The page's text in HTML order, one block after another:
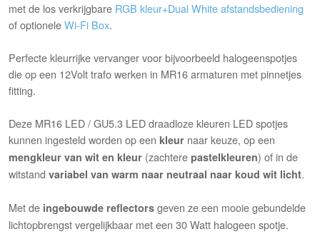
met de los verkrijgbare RGB kleur+Dual White afstandsbediening
of optioneleWi-Fi Box.
Perfecte kleurrijke vervanger voor bijvoorbeeld halogeenspotjes
die op een 12Volt trafo werken in MR16 armaturen met pinnetjes
fitting.
Deze MR16 LED / GU5.3 LED draadloze kleuren LED spotjes
kunnen ingesteld worden op eenkleur naar keuze, op een
mengkleur van wit en kleur (zachterepastelkleuren) of in de
witstandvariabel van warm naar neutraal naar koud wit licht.
Met de ingebouwde reflectors geven ze een mooie gebundelde
lichtopbrengst vergelijkbaar met een 30 Watt halogeen spotje.